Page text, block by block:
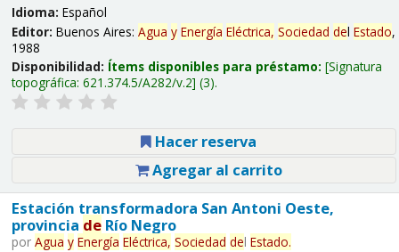
Idioma: Español
Editor: Buenos Aires: Agua y Energía Eléctrica, Sociedad del Estado,
1988
Disponibilidad: Ítems disponibles para préstamo: Signatura
topográfica: 621.374.5/A282/v.2 (3).
Hacer reserva
Agregar al carrito
Estación transformadora San Antoni Oeste,
provincia deRío Negro
por Agua y Energía Eléctrica, Sociedad del Estado.